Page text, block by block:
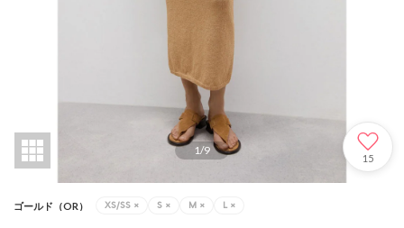
1/9
15
ゴールド（OR） XS/SS × S × M × L ×